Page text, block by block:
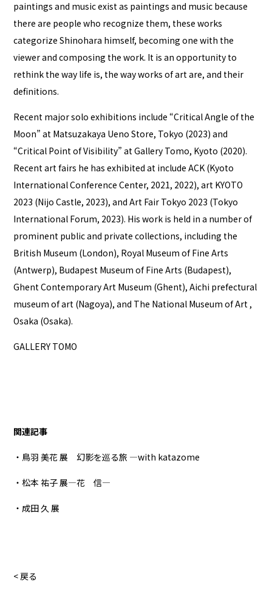
paintings and music exist as paintings and music because
there are people who recognize them, these works
categorize Shinohara himself, becoming one with the
viewer and composing the work. It is an opportunity to
rethink the way life is, the way works of art are, and their
definitions.
Recent major solo exhibitions include “Critical Angle of the
Moon” at Matsuzakaya Ueno Store, Tokyo (2023) and
“Critical Point of Visibility” at Gallery Tomo, Kyoto (2020).
Recent art fairs he has exhibited at include ACK (Kyoto
International Conference Center, 2021, 2022), art KYOTO
2023 (Nijo Castle, 2023), and Art Fair Tokyo 2023 (Tokyo
International Forum, 2023). His work is held in a number of
prominent public and private collections, including the
British Museum (London), Royal Museum of Fine Arts
(Antwerp), Budapest Museum of Fine Arts (Budapest),
Ghent Contemporary Art Museum (Ghent), Aichi prefectural
museum of art (Nagoya), and The National Museum of Art ,
Osaka (Osaka).
GALLERY TOMO
関連記事
・鳥羽 美花 展 幻影を巡る旅 ―with katazome
・松本 祐子 展―花 信―
・成田 久 展
< 戻る